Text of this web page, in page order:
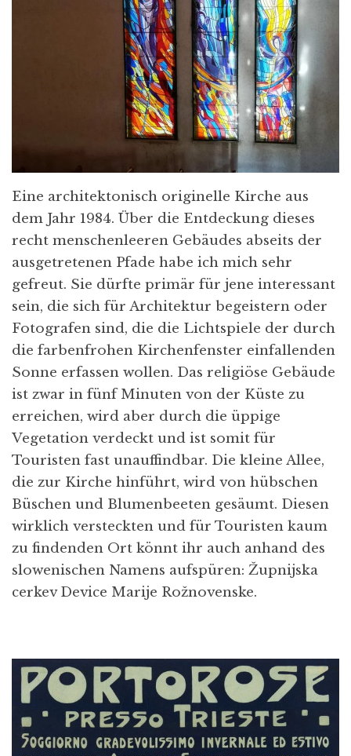
Eine architektonisch originelle Kirche aus
dem Jahr 1984. Über die Entdeckung dieses
recht menschenleeren Gebäudes abseits der
ausgetretenen Pfade habe ich mich sehr
gefreut. Sie dürfte primär für jene interessant
sein, die sich für Architektur begeistern oder
Fotografen sind, die die Lichtspiele der durch
die farbenfrohen Kirchenfenster einfallenden
Sonne erfassen wollen. Das religiöse Gebäude
ist zwar in fünf Minuten von der Küste zu
erreichen, wird aber durch die üppige
Vegetation verdeckt und ist somit für
Touristen fast unauffindbar. Die kleine Allee,
die zur Kirche hinführt, wird von hübschen
Büschen und Blumenbeeten gesäumt. Diesen
wirklich versteckten und für Touristen kaum
zu findenden Ort könnt ihr auch anhand des
slowenischen Namens aufspüren: Župnijska
cerkev Device Marije Rožnovenske.